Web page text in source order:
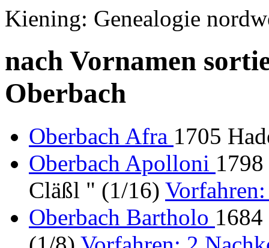
Kiening: Genealogie
nach Vornamen
Oberbach
Oberbach Afra 1705
Oberbach Apolloni
Cläßl " (1/16)
Oberbach Bartholo